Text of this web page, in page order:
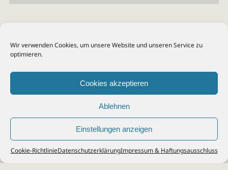
Wir verwenden Cookies, um unsere Website und unseren Service zu
optimieren.
Cookies akzeptieren
Ablehnen
Einstellungen anzeigen
Cookie-RichtlinieDatenschutzerklärungImpressum & Haftungsausschluss
© 2026Steuerberater Kempf, Köln - Steuerberatung Poll, Porz, Deutz, Mülheim,